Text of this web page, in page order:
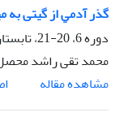
ﮔﺬر آدﻣﻲ از گیتی ﺑﻪ
دوره 6، 20-21، تابستان 1389، صفحه
محمد تقی راشد
مشاهده مقاله